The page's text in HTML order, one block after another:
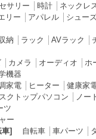
サリー 時計│ ネックレ
リー アパレル│ シュー
納 ラック AVラック
│ カメラ オーディオ ホ
機器
家電│ ヒーター 健康家
クトップパソコン ノー
ツ
ー
]
自転車│ 車パーツ